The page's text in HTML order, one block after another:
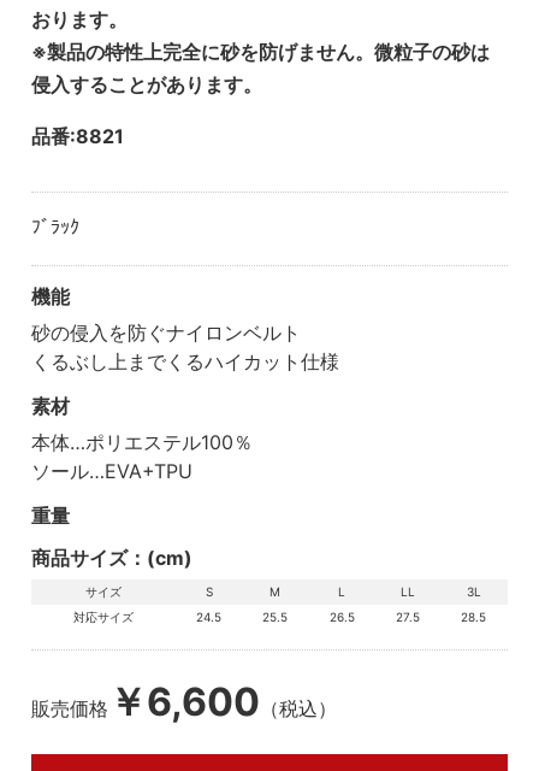
おります。
※製品の特性上完全に砂を防げません。微粒子の砂は
侵入することがあります。
品番:8821
ﾌﾞﾗｯｸ
機能
砂の侵入を防ぐナイロンベルト
くるぶし上までくるハイカット仕様
素材
本体…ポリエステル100％
ソール…EVA+TPU
重量
商品サイズ：(cm)
サイズ S M L LL
3L
対応サイズ
24.5 25.5 26.5 27.5 28.5
販売価格 ￥6,600 （税込）